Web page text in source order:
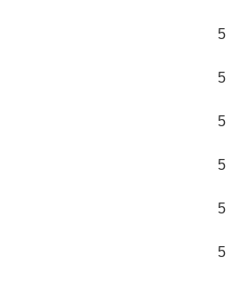
5
5
5
5
5
5